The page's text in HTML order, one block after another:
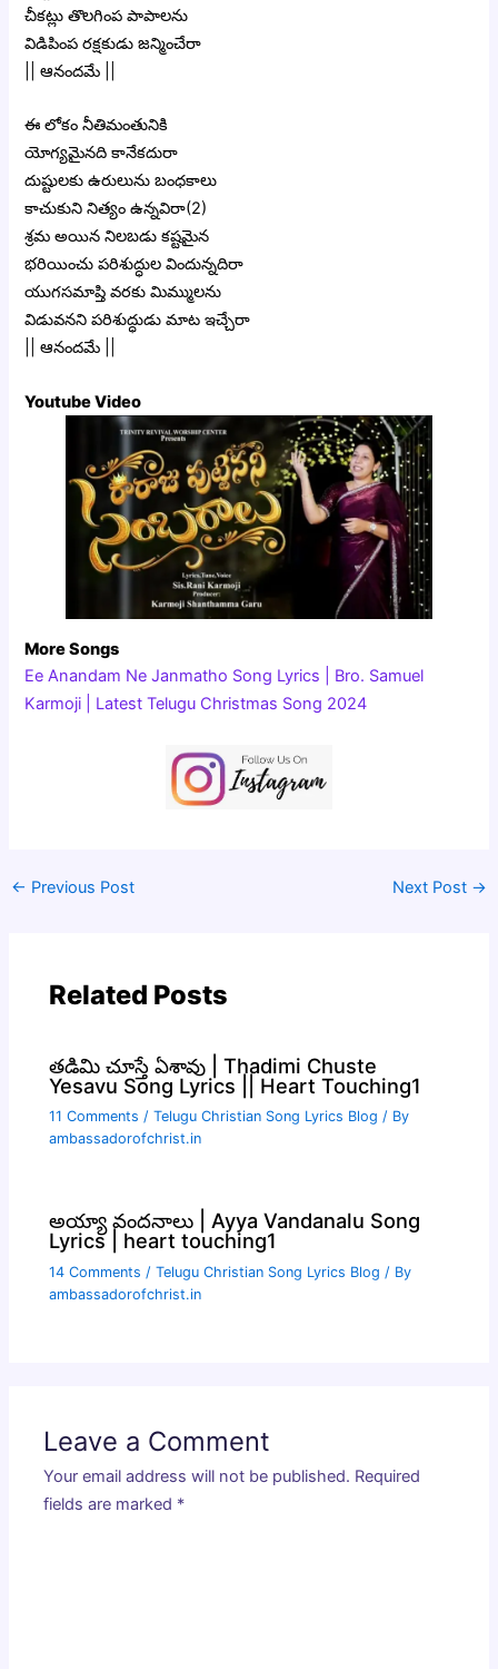
చీకట్లు తొలగింప పాపాలను
విడిపింప రక్షకుడు జన్మించేరా
|| ఆనందమే ||
ఈ లోకం నీతిమంతునికి
యోగ్యమైనది కానేకదురా
దుష్టులకు ఉరులును బంధకాలు
కాచుకుని నిత్యం ఉన్నవిరా(2)
శ్రమ అయిన నిలబడు కష్టమైన
భరియించు పరిశుద్ధుల విందున్నదిరా
యుగసమాప్తి వరకు మిమ్ములను
విడువనని పరిశుద్ధుడు మాట ఇచ్చేరా
|| ఆనందమే ||
Youtube Video
More Songs
Ee Anandam Ne Janmatho Song Lyrics | Bro. Samuel
Karmoji | Latest Telugu Christmas Song 2024
← Previous Post Next Post →
Related Posts
తడిమి చూస్తే ఏశావు | Thadimi Chuste
Yesavu Song Lyrics || Heart Touching1
11 Comments /Telugu Christian Song Lyrics Blog / By
ambassadorofchrist.in
అయ్యా వందనాలు | Ayya Vandanalu Song
Lyrics | heart touching1
14 Comments /Telugu Christian Song Lyrics Blog / By
ambassadorofchrist.in
Leave a Comment
Your email address will not be published. Required
fields are marked *